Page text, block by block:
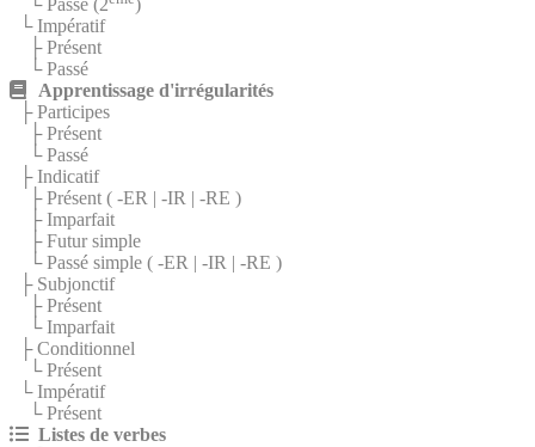
└ Passé (2
)
└ Impératif
├ Présent
└ Passé
Apprentissage d'irrégularités
├ Participes
├ Présent
└ Passé
├ Indicatif
├ Présent ( -ER | -IR | -RE )
├ Imparfait
├ Futur simple
└ Passé simple ( -ER | -IR | -RE )
├ Subjonctif
├ Présent
└ Imparfait
├ Conditionnel
└ Présent
└ Impératif
└ Présent
Listes de verbes